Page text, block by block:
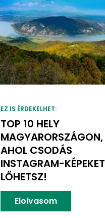
EZ IS ÉRDEKELHET:
TOP 10 HELY
MAGYARORSZÁGON,
AHOL CSODÁS
INSTAGRAM-KÉPEKET
LŐHETSZ!
Elolvasom